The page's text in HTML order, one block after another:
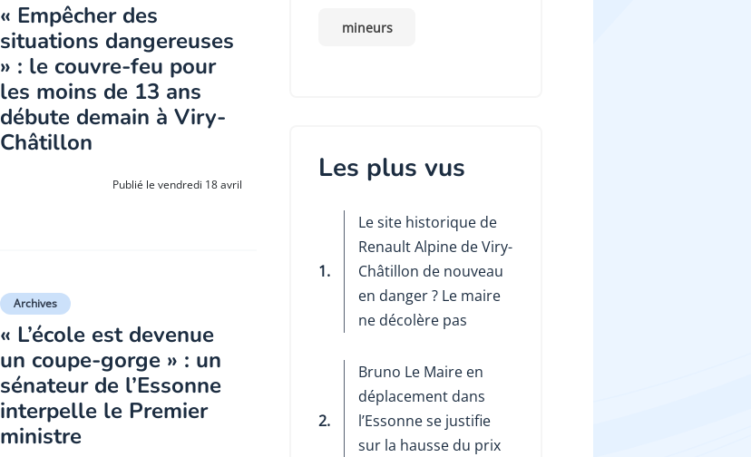
« Empêcher des
situations dangereuses
» : le couvre-feu pour
les moins de 13 ans
débute demain à Viry-
Châtillon
Publié le vendredi 18 avril
Archives
« L’école est devenue
un coupe-gorge » : un
sénateur de l’Essonne
interpelle le Premier
ministre
mineurs
Les plus vus
1.
Le site historique de
Renault Alpine de Viry-
Châtillon de nouveau
en danger ? Le maire
ne décolère pas
2.
Bruno Le Maire en
déplacement dans
l’Essonne se justifie
sur la hausse du prix